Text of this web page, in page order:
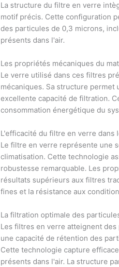
La structure du filtre en verre
motif précis. Cette configuration
des particules de 0,3 microns,
présents dans l'air.
Les propriétés mécaniques du
Le verre utilisé dans ces filtres
mécaniques. Sa structure permet
excellente capacité de filtration.
consommation énergétique du
L'efficacité du filtre en verre dans
Le filtre en verre représente une
climatisation. Cette technologie
robustesse remarquable. Les
résultats supérieurs aux filtres
fines et la résistance aux
La filtration optimale des
Les filtres en verre atteignent
une capacité de rétention des
Cette technologie capture
présents dans l'air. La structure